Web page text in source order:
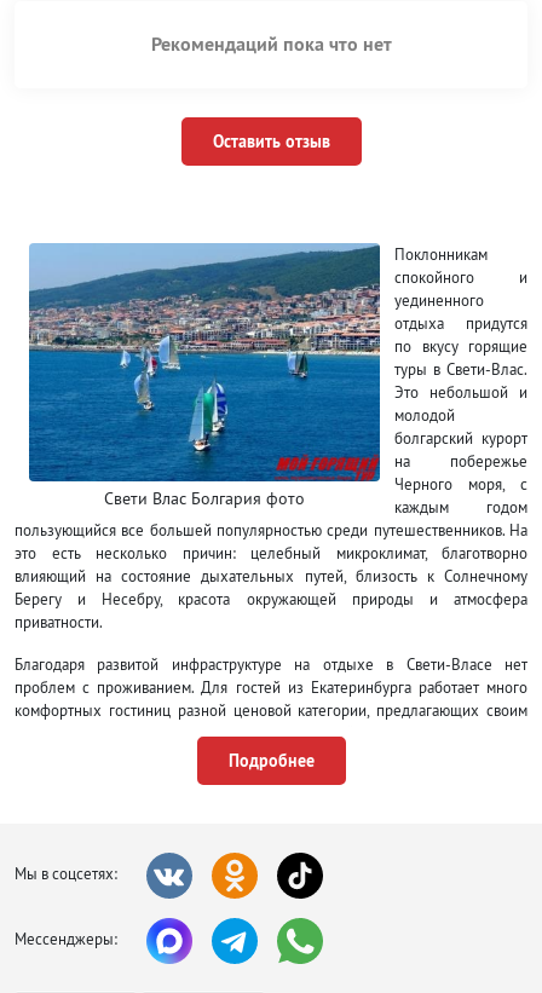
Рекомендаций пока что нет
Оставить отзыв
Свети Влас Болгария фото
Поклонникам
спокойного и
уединенного
отдыха придутся
по вкусу горящие
туры в Свети-Влас.
Это небольшой и
молодой
болгарский курорт
на побережье
Черного моря, с
каждым годом
пользующийся все большей популярностью среди путешественников. На
это есть несколько причин: целебный микроклимат, благотворно
влияющий на состояние дыхательных путей, близость к Солнечному
Берегу и Несебру, красота окружающей природы и атмосфера
приватности.
Благодаря развитой инфраструктуре на отдыхе в Свети-Власе нет
проблем с проживанием. Для гостей из Екатеринбурга работает много
комфортных гостиниц разной ценовой категории, предлагающих своим
постояльцам услуги ресторанов, баров, бассейны, спа-центры, фитнес
залы и т.д. Набор дополнительных опций зависит от отеля. Передвигаться
по городу удобно на автобусе или такси, на них же можно добраться до
круглосуточным видеонаблюдением, и полиция постоянно следит за
Все побережья курорта песчаные, довольно широкие с бухтами, идеально
подходящими для купания. Вход в кристально чистое море удобный и
Подробнее
Мы в соцсетях:
Мессенджеры: